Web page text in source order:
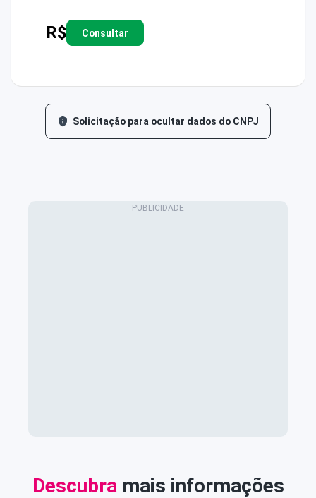
R$ Consultar
Solicitação para ocultar dados do CNPJ
Descubramais informações